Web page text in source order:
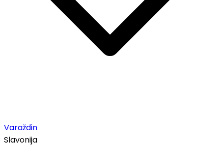
Varaždin
Slavonija